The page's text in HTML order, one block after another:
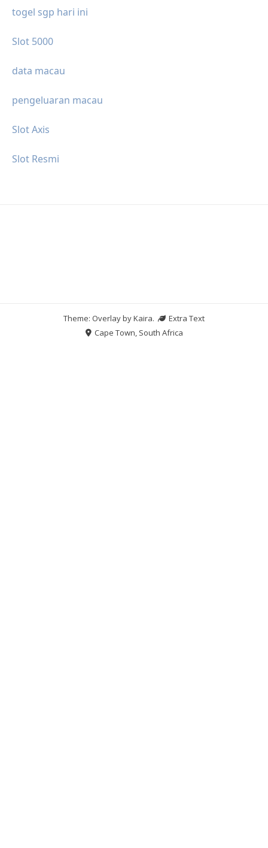
togel sgp hari ini
Slot 5000
data macau
pengeluaran macau
Slot Axis
Slot Resmi
Theme: Overlay byKaira.
Extra Text
Cape Town, South Africa